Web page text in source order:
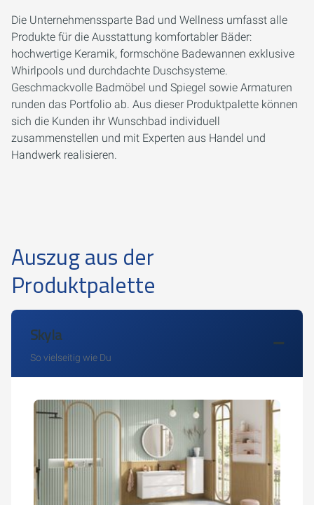
Die Unternehmenssparte Bad und Wellness umfasst alle
Produkte für die Ausstattung komfortabler Bäder:
hochwertige Keramik, formschöne Badewannen exklusive
Whirlpools und durchdachte Duschsysteme.
Geschmackvolle Badmöbel und Spiegel sowie Armaturen
runden das Portfolio ab. Aus dieser Produktpalette können
sich die Kunden ihr Wunschbad individuell
zusammenstellen und mit Experten aus Handel und
Handwerk realisieren.
Auszug aus der
Produktpalette
Skyla
So vielseitig wie Du